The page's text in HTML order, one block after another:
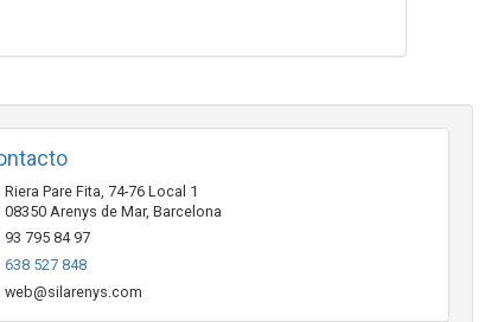
Riera Pare Fita, 74-76 Local 1
08350 Arenys de Mar, Barcelona
93 795 84 97
638 527 848
web@silarenys.com